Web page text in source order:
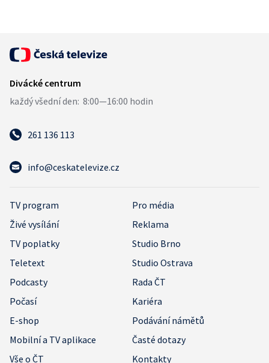
261 136 113
info@ceskatelevize.cz
TV program
Pro média
Živé vysílání
Reklama
TV poplatky
Studio Brno
Teletext
Studio Ostrava
Podcasty
Rada ČT
Počasí
Kariéra
E-shop
Podávání námětů
Mobilní a TV aplikace
Časté dotazy
Vše o ČT
Kontakty